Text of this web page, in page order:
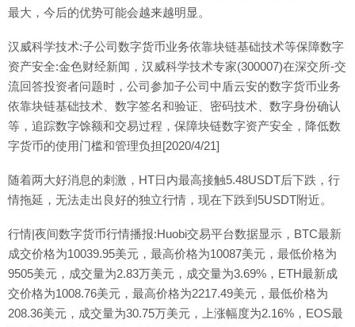
最大，今后的优势可能会越来越明显。
汉威科学技术:子公司数字货币业务依靠块链基础技术等保障数字
资产安全:金色财经新闻，汉威科学技术专家(300007)在深交所-交
流回答投资者问题时，公司参加子公司中盾云安的数字货币业务
依靠块链基础技术、数字签名和验证、密码技术、数字身份确认
等，追踪数字馀额和交易过程，保障块链数字资产安全，降低数
字货币的使用门槛和管理负担[2020/4/21]
随着两大好消息的刺激，HT日内最高接触5.48USDT后下跌，行
情拖延，无法走出良好的独立行情，现在下跌到5USDT附近。
行情|夜间数字货币行情播报:Huobi交易平台数据显示，BTC最新
成交价格为10039.95美元，最高价格为10087美元，最低价格为
9505美元，成交量为2.83万美元，成交量为3.69%，ETH最新成
交价格为1008.76美元，最高价格为2217.49美元，最低价格为
208.36美元，成交量为30.75万美元，上涨幅度为2.16%，EOS最